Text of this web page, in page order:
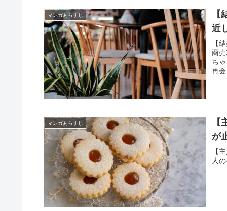
マンガあらすじ
近
【
商
ち
再
マンガあらすじ
が
【
人